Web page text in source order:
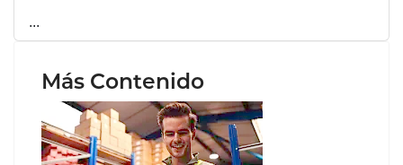
...
Más Contenido